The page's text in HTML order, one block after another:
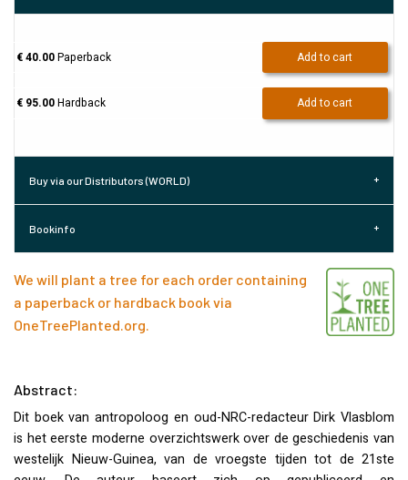
€ 40.00Paperback Add to cart
€ 95.00Hardback Add to cart
Buy via our Distributors (WORLD)
Bookinfo
We will plant a tree for each order containing
a paperback or hardback book via
OneTreePlanted.org.
Abstract:
Dit boek van antropoloog en oud-NRC-redacteur Dirk Vlasblom
is het eerste moderne overzichtswerk over de geschiedenis van
westelijk Nieuw-Guinea, van de vroegste tijden tot de 21ste